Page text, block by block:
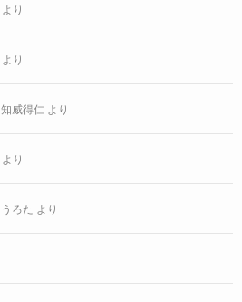
より
より
知威得仁 より
より
うろた より